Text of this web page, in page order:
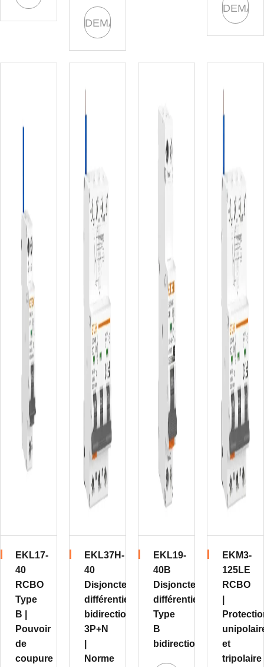
DEMANDE
EKL17-
40
RCBO
Type
B |
Pouvoir
de
coupure
EKL37H-
40
Disjoncteur
différentiel
bidirectionnel
3P+N
|
Norme
EKL19-
40B
Disjoncteur
différentiel
Type
B
bidirectionnel
EKM3-
125LE
RCBO
|
et
tripolaire